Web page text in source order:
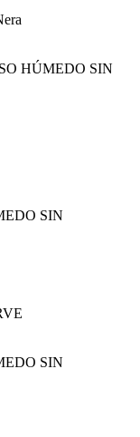
HÚMEDO SIN
SIN
SIN